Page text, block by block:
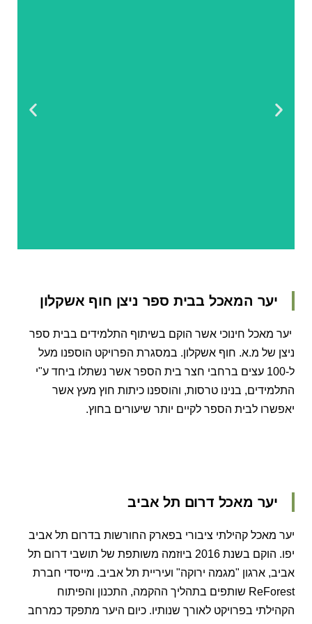
יער המאכל בבית ספר ניצן חוף אשקלון
יער מאכל חינוכי אשר הוקם בשיתוף התלמידים בבית ספר
ניצן של מ.א. חוף אשקלון. במסגרת הפרויקט הוספנו מעל
ל-100 עצים ברחבי חצר בית הספר אשר נשתלו ביחד ע"י
התלמידים, בנינו טרסות, והוספנו כיתות חוץ מעץ אשר
יאפשרו לבית הספר לקיים יותר שיעורים בחוץ.
יער מאכל דרום תל אביב
יער מאכל קהילתי ציבורי בפארק החורשות בדרום תל אביב
יפו. הוקם בשנת 2016 ביוזמה משותפת של תושבי דרום תל
אביב, ארגון "מגמה ירוקה" ועיריית תל אביב. מייסדי חברת
ReForest שותפים בתהליך ההקמה, התכנון והפיתוח
הקהילתי בפרויקט לאורך שנותיו. כיום היער מתפקד כמרחב